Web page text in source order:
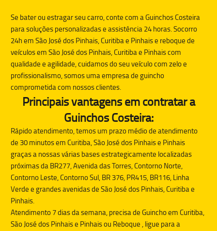
Se bater ou estragar seu carro, conte com aGuinchos Costeira
para soluções personalizadas e assistência 24 horas. Socorro
24h em São José dos Pinhais, Curitiba e Pinhais e reboque de
veículos em São José dos Pinhais, Curitiba e Pinhais com
qualidade e agilidade, cuidamos do seu veículo com zelo e
profissionalismo, somos uma empresa de guincho
comprometida com nossos clientes.
Principais vantagens em contratar a
Guinchos Costeira:
Rápido atendimento, temos um prazo médio de atendimento
de 30 minutos em Curitiba, São José dos Pinhais e Pinhais
graças a nossas várias bases estrategicamente localizadas
próximas da BR277, Avenida das Torres, Contorno Norte,
Contorno Leste, Contorno Sul, BR 376, PR415, BR116, Linha
Verde e grandes avenidas de São José dos Pinhais, Curitiba e
Pinhais.
Atendimento 7 dias da semana, precisa deGuinchoem Curitiba,
São José dos Pinhais e Pinhais ou Reboque , ligue para a